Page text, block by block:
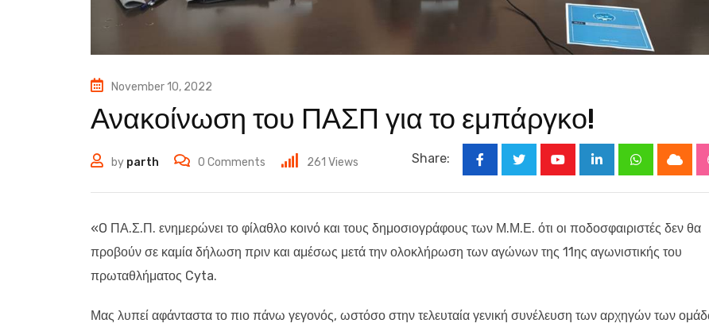
November 10, 2022
Ανακοίνωση του ΠΑΣΠ για το εμπάργκο!
by parth 0 Comments 261 Views Share:
LinkedInWhatsappCloud
«O ΠΑ.Σ.Π. ενημερώνει το φίλαθλο κοινό και τους δημοσιογράφους των Μ.Μ.Ε. ότι οι ποδοσφαιριστές δεν θα
προβούν σε καμία δήλωση πριν και αμέσως μετά την ολοκλήρωση των αγώνων της 11ης αγωνιστικής του
πρωταθλήματος Cyta.
Μας λυπεί αφάνταστα το πιο πάνω γεγονός, ωστόσο στην τελευταία γενική συνέλευση των αρχηγών των